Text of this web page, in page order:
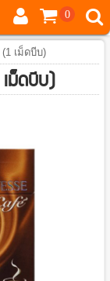
0
เม็ดบีบ)
ม็ดบีบ)